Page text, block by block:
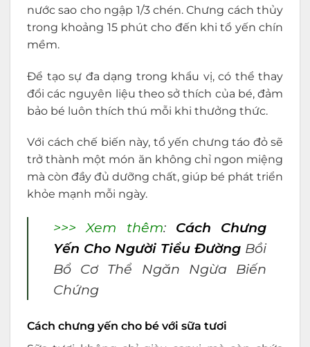
nước sao cho ngập 1/3 chén. Chưng cách thủy
trong khoảng 15 phút cho đến khi tổ yến chín
mềm.
Để tạo sự đa dạng trong khẩu vị, có thể thay
đổi các nguyên liệu theo sở thích của bé, đảm
bảo bé luôn thích thú mỗi khi thưởng thức.
Với cách chế biến này, tổ yến chưng táo đỏ sẽ
trở thành một món ăn không chỉ ngon miệng
mà còn đầy đủ dưỡng chất, giúp bé phát triển
khỏe mạnh mỗi ngày.
>>> Xem thêm: Cách Chưng
Yến Cho Người Tiểu Đường Bồi
Bổ Cơ Thể Ngăn Ngừa Biến
Chứng
Cách chưng yến cho bé với sữa tươi